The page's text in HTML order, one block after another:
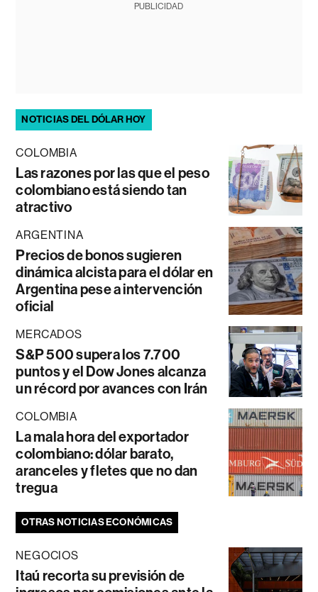
PUBLICIDAD
NOTICIAS DEL DÓLAR HOY
COLOMBIA
Las razones por las que el peso
colombiano está siendo tan
atractivo
ARGENTINA
Precios de bonos sugieren
dinámica alcista para el dólar en
Argentina pese a intervención
oficial
MERCADOS
S&P 500 supera los 7.700
puntos y el Dow Jones alcanza
un récord por avances con Irán
COLOMBIA
La mala hora del exportador
colombiano: dólar barato,
aranceles y fletes que no dan
tregua
OTRAS NOTICIAS ECONÓMICAS
NEGOCIOS
Itaú recorta su previsión de